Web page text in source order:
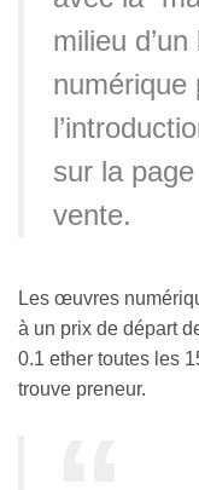
milieu
numérique
sur la
vente.
Les œuvres
à un prix de départ
0.1 ether toutes les
trouve preneur.